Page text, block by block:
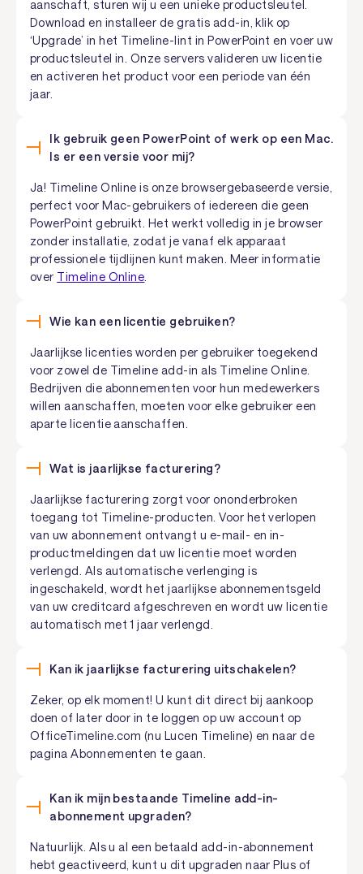
aanschaft, sturen wij u een unieke productsleutel.
Download en installeer de gratis add-in, klik op
‘Upgrade’ in het Timeline-lint in PowerPoint en voer uw
productsleutel in. Onze servers valideren uw licentie
en activeren het product voor een periode van één
jaar.
Ik gebruik geen PowerPoint of werk op een Mac.
Is er een versie voor mij?
Ja! Timeline Online is onze browsergebaseerde versie,
perfect voor Mac-gebruikers of iedereen die geen
PowerPoint gebruikt. Het werkt volledig in je browser
zonder installatie, zodat je vanaf elk apparaat
professionele tijdlijnen kunt maken. Meer informatie
over Timeline Online
Wie kan een licentie gebruiken?
Jaarlijkse licenties worden per gebruiker toegekend
voor zowel de Timeline add-in als Timeline Online.
Bedrijven die abonnementen voor hun medewerkers
willen aanschaffen, moeten voor elke gebruiker een
aparte licentie aanschaffen.
Wat is jaarlijkse facturering?
Jaarlijkse facturering zorgt voor ononderbroken
toegang tot Timeline-producten. Voor het verlopen
van uw abonnement ontvangt u e-mail- en in-
productmeldingen dat uw licentie moet worden
verlengd. Als automatische verlenging is
ingeschakeld, wordt het jaarlijkse abonnementsgeld
van uw creditcard afgeschreven en wordt uw licentie
automatisch met 1 jaar verlengd.
Kan ik jaarlijkse facturering uitschakelen?
Zeker, op elk moment! U kunt dit direct bij aankoop
doen of later door in te loggen op uw account op
OfficeTimeline.com (nu Lucen Timeline) en naar de
pagina Abonnementen te gaan.
Kan ik mijn bestaande Timeline add-in-
abonnement upgraden?
Natuurlijk. Als u al een betaald add-in-abonnement
hebt geactiveerd, kunt u dit upgraden naar Plus of